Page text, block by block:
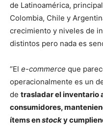
de Latinoamérica,
Colombia, Chile y
crecimiento y niveles de
distintos pero nada es
“El e-commerce que
operacionalmente es un
de trasladar el inventario
consumidores,
ítems enstocky